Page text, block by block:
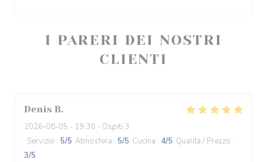
I PARERI DEI NOSTRI
CLIENTI
Denis B
2026-08-05 - 19:30 - Ospiti 3
Servizio : 5/5 Atmosfera : 5/5 Cucina : 4/5 Qualità / Prezzo :
3/5